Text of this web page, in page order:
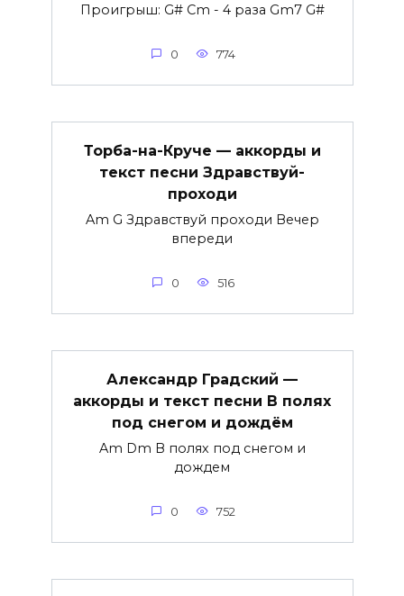
Проигрыш: G# Cm - 4 раза Gm7 G#
0 774
Торба-на-Круче — аккорды и
текст песни Здравствуй-
проходи
Am G Здравствуй проходи Вечер
впереди
0 516
Александр Градский —
аккорды и текст песни В полях
под снегом и дождём
Am Dm В полях под снегом и
дождем
0 752